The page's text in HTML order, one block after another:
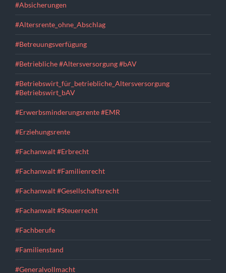
#Absicherungen
#Altersrente_ohne_Abschlag
#Betreuungsverfügung
#Betriebliche #Altersversorgung #bAV
#Betriebswirt_für_betriebliche_Altersversorgung
#Betriebswirt_bAV
#Erwerbsminderungsrente #EMR
#Erziehungsrente
#Fachanwalt #Erbrecht
#Fachanwalt #Familienrecht
#Fachanwalt #Gesellschaftsrecht
#Fachanwalt #Steuerrecht
#Fachberufe
#Familienstand
#Generalvollmacht